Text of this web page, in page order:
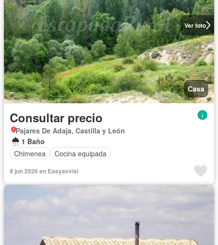
Ver foto
Casa
Consultar precio
Pajares De Adaja, Castilla y León
1 Baño
Chimenea
Cocina equipada
8 jun 2026 en Easyavvisi